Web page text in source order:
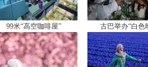
99米“高空咖啡屋” 古巴举办“白色